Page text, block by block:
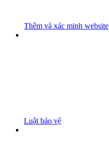
Thêm và xác minh website
Luật bảo vệ